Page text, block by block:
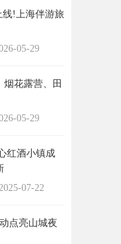
!上海伴游旅
05-29
烟花露营、田
05-29
红酒小镇成
07-22
点亮山城夜